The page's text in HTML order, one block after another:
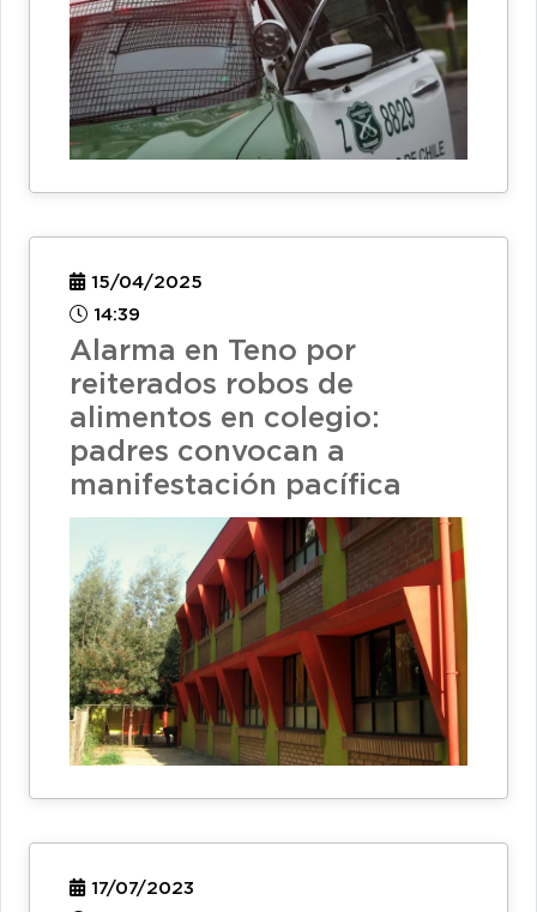
15/04/2025
14:39
Alarma en Teno por
reiterados robos de
alimentos en colegio:
padres convocan a
manifestación pacífica
17/07/2023